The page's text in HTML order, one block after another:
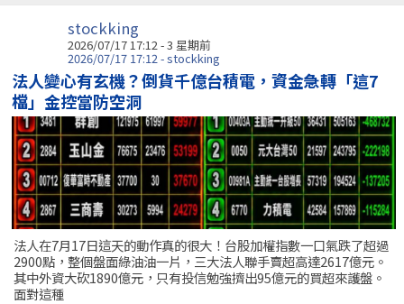
stockking
2026/07/17 17:12 - 3 星期前
2026/07/17 17:12 - stockking
法人變心有玄機？倒貨千億台積電，資金急轉「這7
檔」金控當防空洞
法人在7月17日這天的動作真的很大！台股加權指數一口氣跌了超過
2900點，整個盤面綠油油一片，三大法人聯手賣超高達2617億元。
其中外資大砍1890億元，只有投信勉強擠出95億元的買超來護盤。
面對這種